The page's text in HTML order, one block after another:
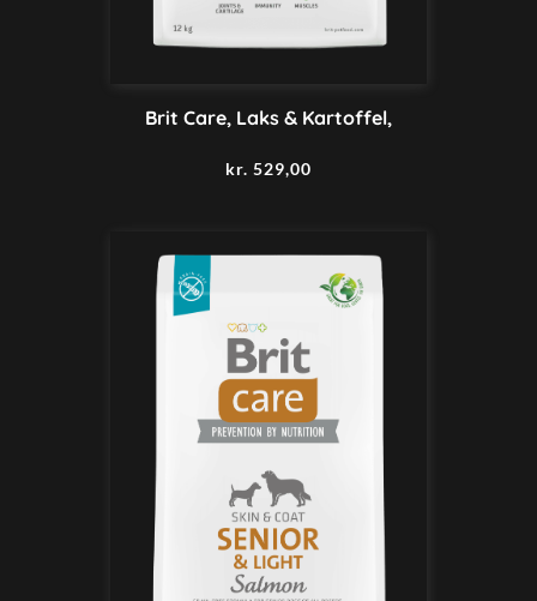
Brit Care, Laks & Kartoffel,
kr. 529,00